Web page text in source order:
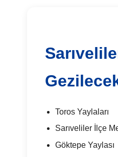
Toros Yaylaları
Sarıveliler İlçe
Göktepe Yaylası